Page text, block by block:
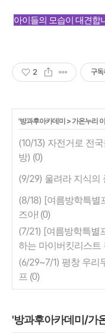
아이들의 모습이 대견합
2 구독
'방과후아카데미 > 가온누리
(10/13) 자전거로 전
방) (0)
(9/29) 울려라 지식의
(8/18) [여름방학특별
즈아! (0)
(7/21) [여름방학특별
하는 마이버킷리스트
(6/29~7/1) 평창 우리
프 (0)
'방과후아카데미/가